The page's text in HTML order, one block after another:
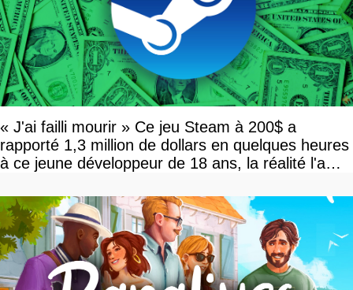
« J'ai failli mourir » Ce jeu Steam à 200$ a
rapporté 1,3 million de dollars en quelques heures
à ce jeune développeur de 18 ans, la réalité l'a